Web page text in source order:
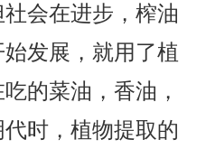
会在进步，榨油
发展，就用了植
的菜油，香油，
时，植物提取的